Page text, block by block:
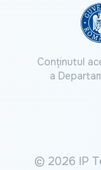
Conținutul
a
© 2026 IP